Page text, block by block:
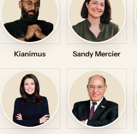
Kianimus Sandy Mercier